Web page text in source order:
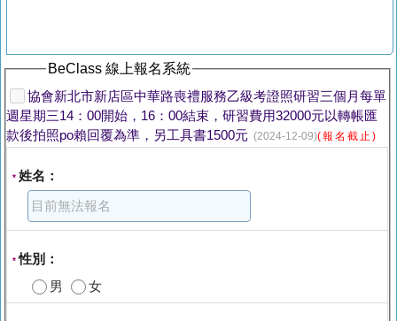
BeClass 線上報名系統
協會新北市新店區中華路喪禮服務乙級考證照研習三個月每單
週星期三14：00開始，16：00結束，研習費用32000元以轉帳匯
款後拍照po賴回覆為準，另工具書1500元 (2024-12-09)(報名截止)
* 姓名：
*性別：
男
女